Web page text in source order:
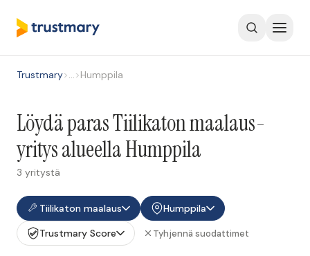
Trustmary>…>Humppila
Löydä paras Tiilikaton maalaus-
yritys alueella Humppila
3 yritystä
Tiilikaton maalaus
Humppila
Trustmary Score
Tyhjennä suodattimet